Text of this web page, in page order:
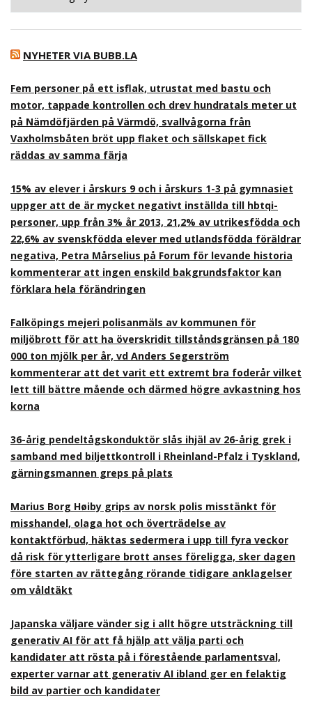
NYHETER VIA BUBB.LA
Fem personer på ett isflak, utrustat med bastu och
motor, tappade kontrollen och drev hundratals meter ut
på Nämdöfjärden på Värmdö, svallvågorna från
Vaxholmsbåten bröt upp flaket och sällskapet fick
räddas av samma färja
15% av elever i årskurs 9 och i årskurs 1-3 på gymnasiet
uppger att de är mycket negativt inställda till hbtqi-
personer, upp från 3% år 2013, 21,2% av utrikesfödda och
22,6% av svenskfödda elever med utlandsfödda föräldrar
negativa, Petra Mårselius på Forum för levande historia
kommenterar att ingen enskild bakgrundsfaktor kan
förklara hela förändringen
Falköpings mejeri polisanmäls av kommunen för
miljöbrott för att ha överskridit tillståndsgränsen på 180
000 ton mjölk per år, vd Anders Segerström
kommenterar att det varit ett extremt bra foderår vilket
lett till bättre mående och därmed högre avkastning hos
korna
36-årig pendeltågskonduktör slås ihjäl av 26-årig grek i
samband med biljettkontroll i Rheinland-Pfalz i Tyskland,
gärningsmannen greps på plats
Marius Borg Høiby grips av norsk polis misstänkt för
misshandel, olaga hot och överträdelse av
kontaktförbud, häktas sedermera i upp till fyra veckor
då risk för ytterligare brott anses föreligga, sker dagen
före starten av rättegång rörande tidigare anklagelser
om våldtäkt
Japanska väljare vänder sig i allt högre utsträckning till
generativ AI för att få hjälp att välja parti och
kandidater att rösta på i förestående parlamentsval,
experter varnar att generativ AI ibland ger en felaktig
bild av partier och kandidater